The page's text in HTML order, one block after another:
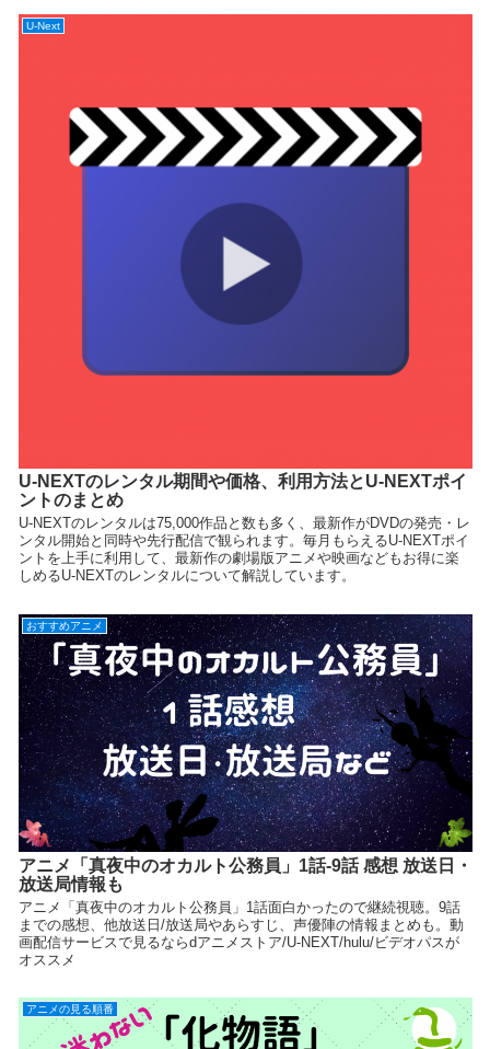
U-Next
U-NEXTのレンタル期間や価格、利用方法とU-NEXTポイ
ントのまとめ
U-NEXTのレンタルは75,000作品と数も多く、最新作がDVDの発売・レ
ンタル開始と同時や先行配信で観られます。毎月もらえるU-NEXTポイ
ントを上手に利用して、最新作の劇場版アニメや映画などもお得に楽
しめるU-NEXTのレンタルについて解説しています。
おすすめアニメ
アニメ「真夜中のオカルト公務員」1話-9話 感想 放送日・
放送局情報も
アニメ「真夜中のオカルト公務員」1話面白かったので継続視聴。9話
までの感想、他放送日/放送局やあらすじ、声優陣の情報まとめも。動
画配信サービスで見るならdアニメストア/U-NEXT/hulu/ビデオパスが
オススメ
アニメの見る順番